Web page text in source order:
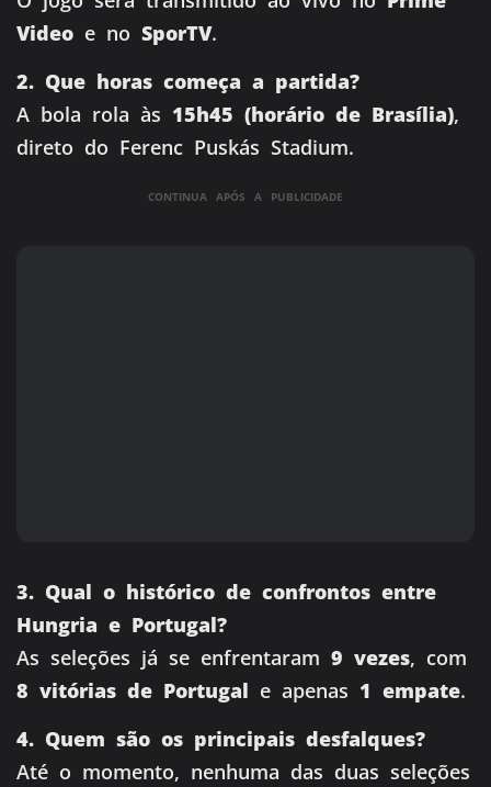
Video e no SporTV.
2. Que horas começa a partida?
A bola rola às 15h45 (horário de Brasília),
direto do Ferenc Puskás Stadium.
CONTINUA APÓS A PUBLICIDADE
3. Qual o histórico de confrontos entre
Hungria e Portugal?
As seleções já se enfrentaram 9 vezes, com
8 vitórias de Portugal e apenas 1 empate.
4. Quem são os principais desfalques?
Até o momento, nenhuma das duas seleções